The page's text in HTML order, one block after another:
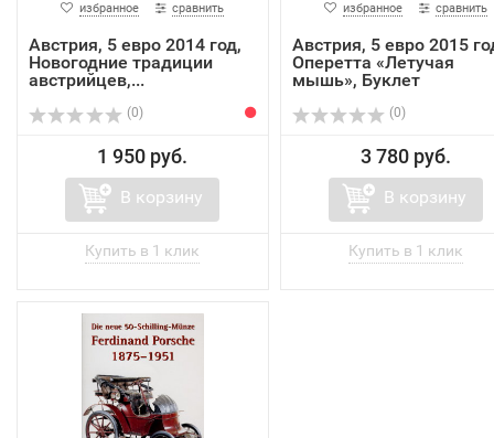
избранное сравнить
Австрия, 5 евро 2014 год,
Новогодние традиции
австрийцев,...
(0)
1 950 руб.
В корзину
избранное сравнить
Австрия, 5 евро 2015
Оперетта «Летучая
мышь», Буклет
(0)
3 780 руб.
В корзину